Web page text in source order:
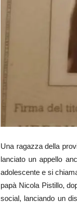
Una ragazza della
lanciato un appello
adolescente e si
papà Nicola Pistillo,
social, lanciando un